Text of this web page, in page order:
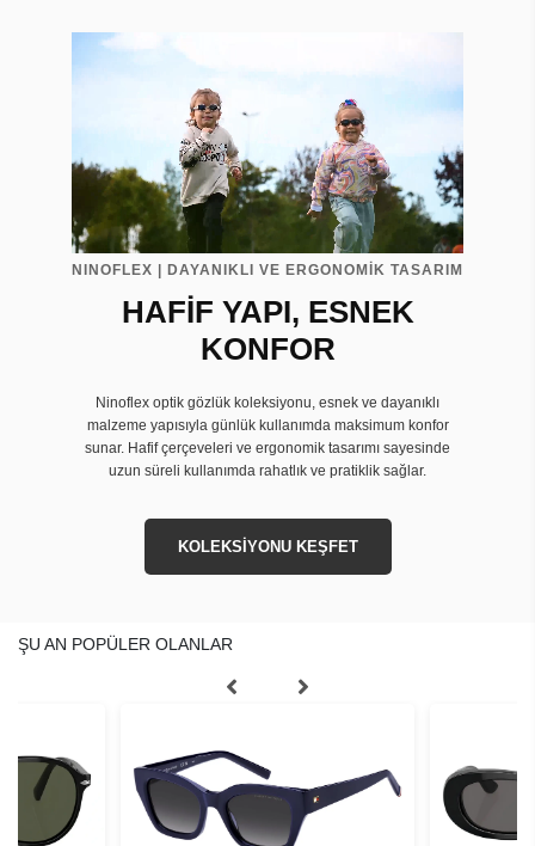
NINOFLEX | DAYANIKLI VE ERGONOMİK TASARIM
HAFİF YAPI, ESNEK
KONFOR
Ninoflex optik gözlük koleksiyonu, esnek ve dayanıklı
malzeme yapısıyla günlük kullanımda maksimum konfor
sunar. Hafif çerçeveleri ve ergonomik tasarımı sayesinde
uzun süreli kullanımda rahatlık ve pratiklik sağlar.
KOLEKSİYONU KEŞFET
ŞU AN POPÜLER OLANLAR